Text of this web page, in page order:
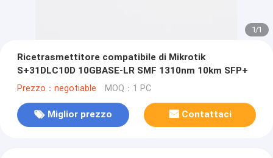
1/1
Ricetrasmettitore compatibile di Mikrotik
S+31DLC10D 10GBASE-LR SMF 1310nm 10km SFP+
Prezzo：negotiable MOQ：1 PC
Miglior prezzo Contattaci